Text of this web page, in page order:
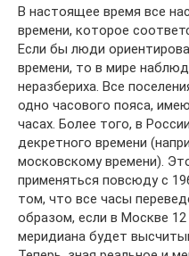
В настоящее время все
времени, которое
Если бы люди
времени, то в мире
неразбериха. Все
одно часового пояса,
часах. Более того, в
декретного времени
московскому времени).
применяться повсюду с
том, что все часы
образом, если в Москве
меридиана будет